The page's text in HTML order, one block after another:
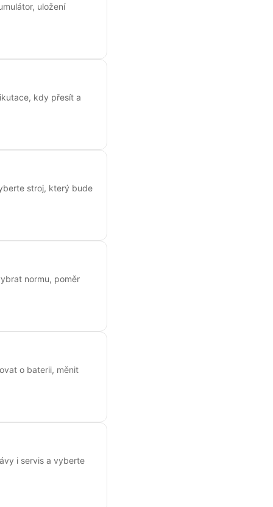
uložení
kdy přesít a
stroj, který bude
normu, poměr
o baterii, měnit
i servis a vyberte